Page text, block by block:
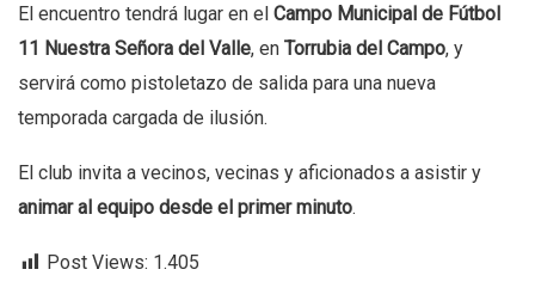
El encuentro tendrá lugar en el Campo Municipal de Fútbol
11 Nuestra Señora del Valle, en Torrubia del Campo, y
servirá como pistoletazo de salida para una nueva
temporada cargada de ilusión.
El club invita a vecinos, vecinas y aficionados a asistir y
animar al equipo desde el primer minuto.
Post Views: 1.405